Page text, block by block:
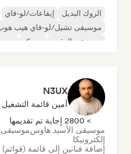
الروك البديل
إيقاعات/لو-فاي
موسيقى تشيل/لو-فاي هيب
موسيقى الرقص
ديسكو
N3UX
أمين قائمة التشغيل
> 2800 إجابة تم تقديمها
موسيقى الأسيد هاوسموسيقى
إلكترونيكا
إضافة فنانين إلى قائمة